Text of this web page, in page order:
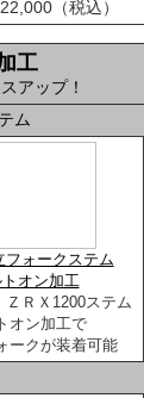
（税込）
工
アップ！
ム
ォークステム
オン加工
ＺＲＸ1200ステム
オン加工で
ークが装着可能